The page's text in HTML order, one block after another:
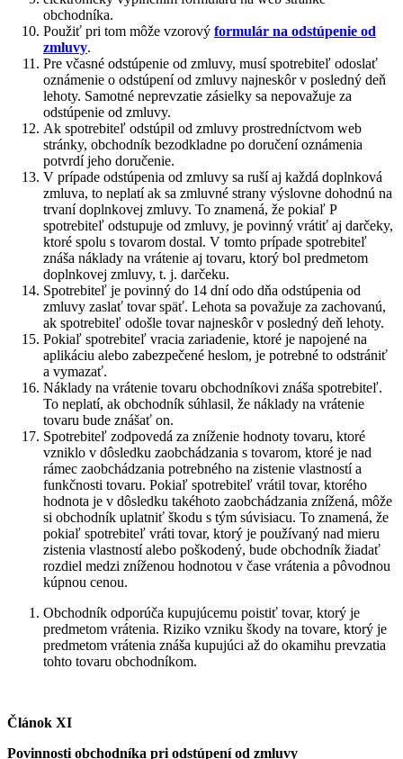
obchodníka.
Použiť pri tom môže vzorový formulár na odstúpenie od
zmluvy.
Pre včasné odstúpenie od zmluvy, musí spotrebiteľ odoslať
oznámenie o odstúpení od zmluvy najneskôr v posledný deň
lehoty. Samotné neprevzatie zásielky sa nepovažuje za
odstúpenie od zmluvy.
Ak spotrebiteľ odstúpil od zmluvy prostredníctvom web
stránky, obchodník bezodkladne po doručení oznámenia
potvrdí jeho doručenie.
V prípade odstúpenia od zmluvy sa ruší aj každá doplnková
zmluva, to neplatí ak sa zmluvné strany výslovne dohodnú na
trvaní doplnkovej zmluvy. To znamená, že pokiaľ P
spotrebiteľ odstupuje od zmluvy, je povinný vrátiť aj darčeky,
ktoré spolu s tovarom dostal. V tomto prípade spotrebiteľ
znáša náklady na vrátenie aj tovaru, ktorý bol predmetom
doplnkovej zmluvy, t. j. darčeku.
Spotrebiteľ je povinný do 14 dní odo dňa odstúpenia od
zmluvy zaslať tovar späť. Lehota sa považuje za zachovanú,
ak spotrebiteľ odošle tovar najneskôr v posledný deň lehoty.
Pokiaľ spotrebiteľ vracia zariadenie, ktoré je napojené na
aplikáciu alebo zabezpečené heslom, je potrebné to odstrániť
a vymazať.
Náklady na vrátenie tovaru obchodníkovi znáša spotrebiteľ.
To neplatí, ak obchodník súhlasil, že náklady na vrátenie
tovaru bude znášať on.
Spotrebiteľ zodpovedá za zníženie hodnoty tovaru, ktoré
vzniklo v dôsledku zaobchádzania s tovarom, ktoré je nad
rámec zaobchádzania potrebného na zistenie vlastností a
funkčnosti tovaru. Pokiaľ spotrebiteľ vrátil tovar, ktorého
hodnota je v dôsledku takéhoto zaobchádzania znížená, môže
si obchodník uplatniť škodu s tým súvisiacu. To znamená, že
pokiaľ spotrebiteľ vráti tovar, ktorý je používaný nad mieru
zistenia vlastností alebo poškodený, bude obchodník žiadať
rozdiel medzi zníženou hodnotou v čase vrátenia a pôvodnou
kúpnou cenou.
Obchodník odporúča kupujúcemu poistiť tovar, ktorý je
predmetom vrátenia. Riziko vzniku škody na tovare, ktorý je
predmetom vrátenia znáša kupujúci až do okamihu prevzatia
tohto tovaru obchodníkom.
Článok XI
Povinnosti obchodníka pri odstúpení od zmluvy